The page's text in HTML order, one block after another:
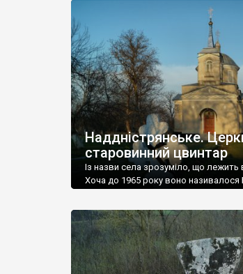
виявилося більше семи гектарів.
абсолютну звичайність польського
оманливим – […]
Наддністрянське.
старовинний цвинтар
Із назви села зрозуміло, що
Хоча до 1965 року воно називалося
Наддністрянське відрізняється від
сіл. У селі є мурована Михайлівська